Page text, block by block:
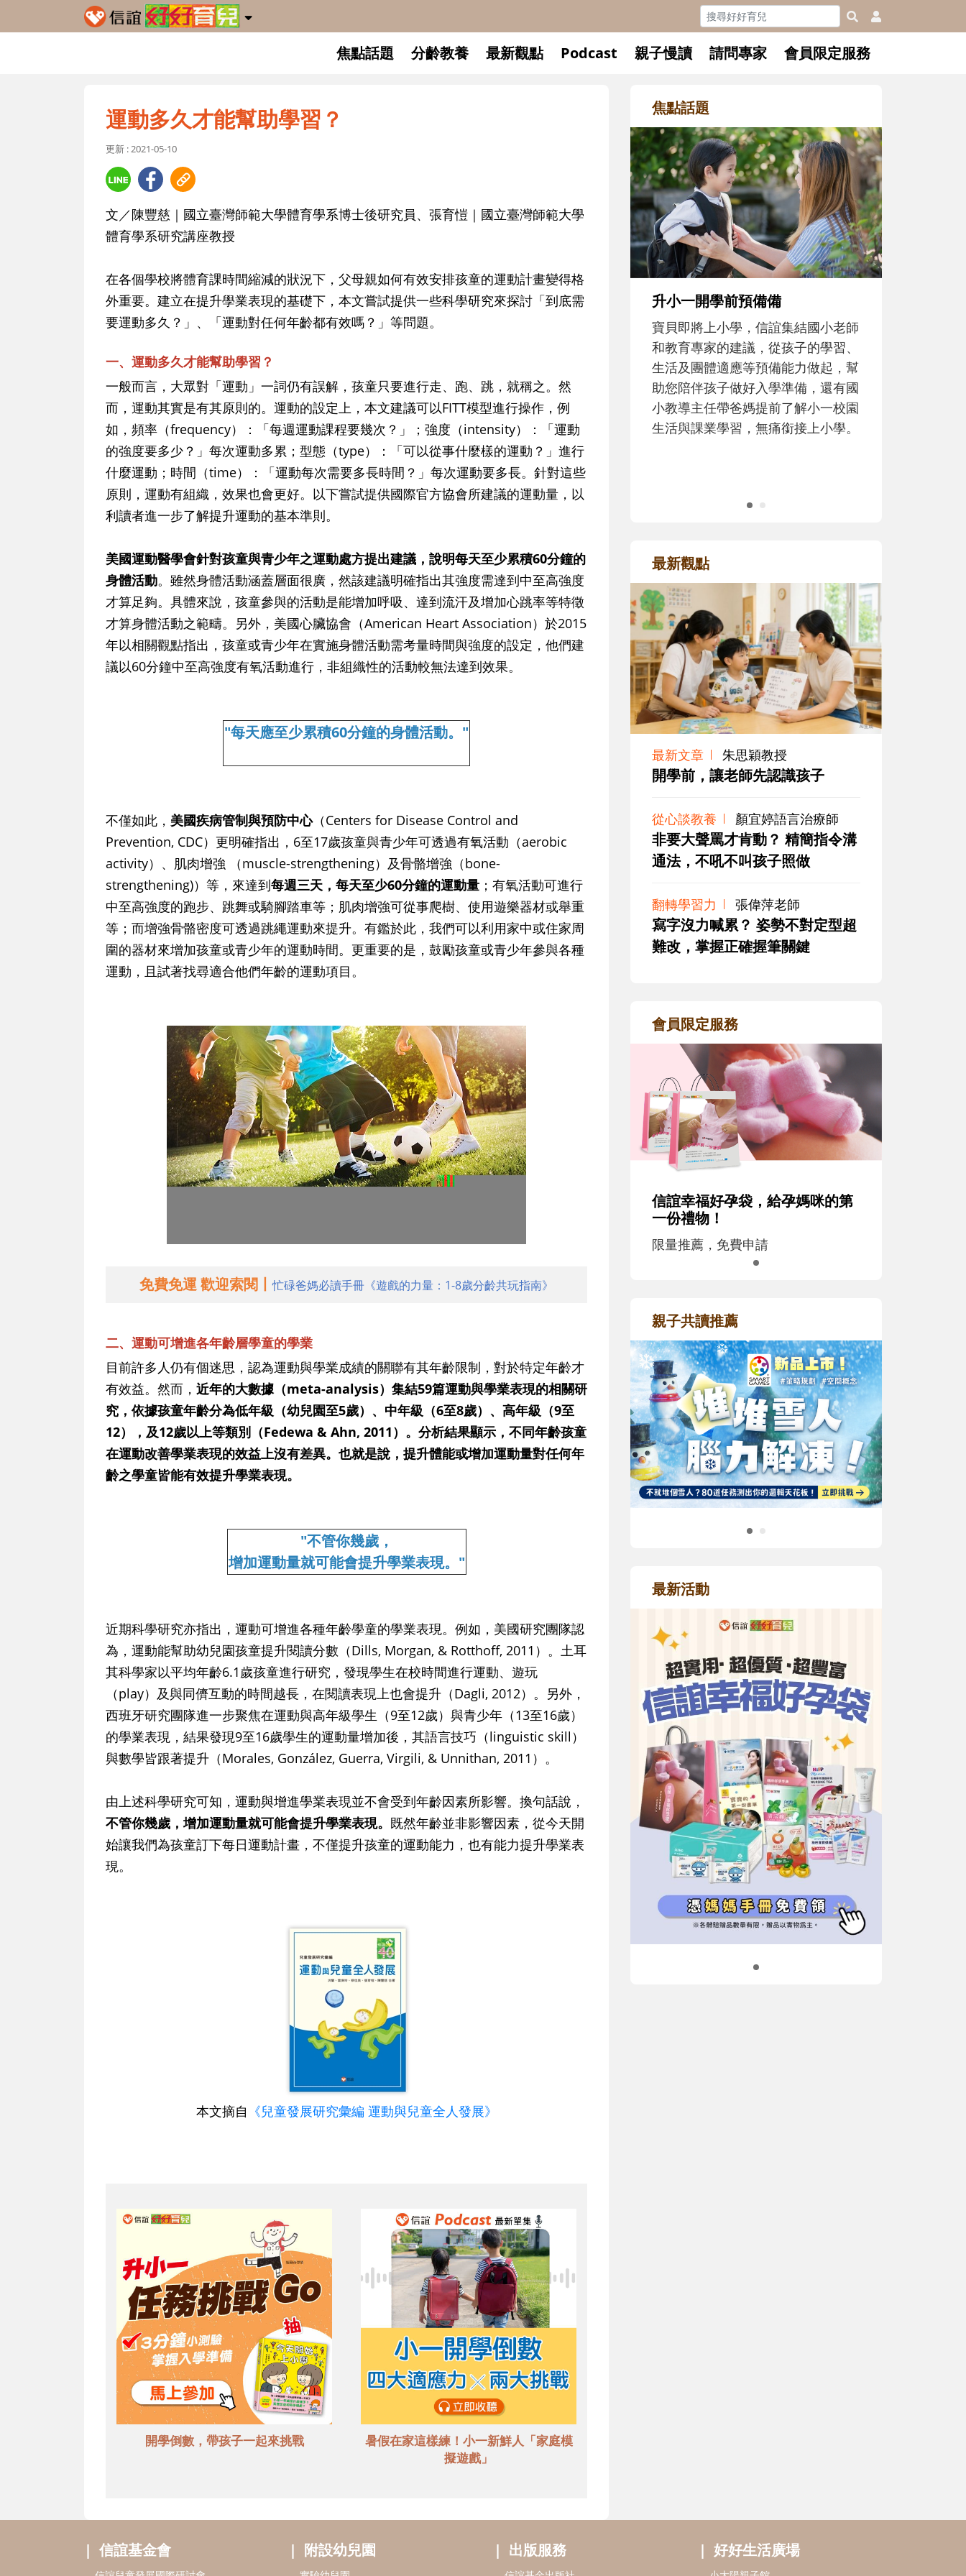
焦點話題 分齡教養 最新觀點 Podcast 親子慢讀 請問專家 會員限定服務
運動多久才能幫助學習？
更新 : 2021-05-10
文／陳豐慈｜國立臺灣師範大學體育學系博士後研究員、張育愷｜國立臺灣師範大學
體育學系研究講座教授
在各個學校將體育課時間縮減的狀況下，父母親如何有效安排孩童的運動計畫變得格
外重要。建立在提升學業表現的基礎下，本文嘗試提供一些科學研究來探討「到底需
要運動多久？」、「運動對任何年齡都有效嗎？」等問題。
一、運動多久才能幫助學習？
一般而言，大眾對「運動」一詞仍有誤解，孩童只要進行走、跑、跳，就稱之。然
而，運動其實是有其原則的。運動的設定上，本文建議可以FITT模型進行操作，例
如，頻率（frequency）：「每週運動課程要幾次？」；強度（intensity）：「運動
的強度要多少？」每次運動多累；型態（type）：「可以從事什麼樣的運動？」進行
什麼運動；時間（time）：「運動每次需要多長時間？」每次運動要多長。針對這些
原則，運動有組織，效果也會更好。以下嘗試提供國際官方協會所建議的運動量，以
利讀者進一步了解提升運動的基本準則。
美國運動醫學會針對孩童與青少年之運動處方提出建議，說明每天至少累積60分鐘的
身體活動。雖然身體活動涵蓋層面很廣，然該建議明確指出其強度需達到中至高強度
才算足夠。具體來說，孩童參與的活動是能增加呼吸、達到流汗及增加心跳率等特徵
才算身體活動之範疇。另外，美國心臟協會（American Heart Association）於2015
年以相關觀點指出，孩童或青少年在實施身體活動需考量時間與強度的設定，他們建
議以60分鐘中至高強度有氧活動進行，非組織性的活動較無法達到效果。
"每天應至少累積60分鐘的身體活動。"
不僅如此， 美國疾病管制與預防中心（Centers for Disease Control and
Prevention, CDC）更明確指出，6至17歲孩童與青少年可透過有氧活動（aerobic
activity）、肌肉增強 （muscle-strengthening）及骨骼增強（bone-
strengthening)）等，來達到每週三天，每天至少60分鐘的運動量 ；有氧活動可進行
中至高強度的跑步、跳舞或騎腳踏車等；肌肉增強可從事爬樹、使用遊樂器材或舉重
等；而增強骨骼密度可透過跳繩運動來提升。有鑑於此，我們可以利用家中或住家周
圍的器材來增加孩童或青少年的運動時間。更重要的是，鼓勵孩童或青少年參與各種
運動，且試著找尋適合他們年齡的運動項目。
免費免運 歡迎索閱丨忙碌爸媽必讀手冊《遊戲的力量：1-8歲分齡共玩指南》
二、運動可增進各年齡層學童的學業
目前許多人仍有個迷思，認為運動與學業成績的關聯有其年齡限制，對於特定年齡才
有效益。然而， 近年的大數據（meta-analysis）集結59篇運動與學業表現的相關研
究，依據孩童年齡分為低年級（幼兒園至5歲）、中年級（6至8歲）、高年級（9至
12），及12歲以上等類別（Fedewa & Ahn, 2011）。分析結果顯示，不同年齡孩童
在運動改善學業表現的效益上沒有差異。也就是說，提升體能或增加運動量對任何年
齡之學童皆能有效提升學業表現。
"不管你幾歲，
增加運動量就可能會提升學業表現。"
近期科學研究亦指出，運動可增進各種年齡學童的學業表現。例如，美國研究團隊認
為，運動能幫助幼兒園孩童提升閱讀分數（Dills, Morgan, & Rotthoff, 2011）。土耳
其科學家以平均年齡6.1歲孩童進行研究，發現學生在校時間進行運動、遊玩
（play）及與同儕互動的時間越長，在閱讀表現上也會提升（Dagli, 2012）。另外，
西班牙研究團隊進一步聚焦在運動與高年級學生（9至12歲）與青少年（13至16歲）
的學業表現，結果發現9至16歲學生的運動量增加後，其語言技巧（linguistic skill）
與數學皆跟著提升（Morales, González, Guerra, Virgili, & Unnithan, 2011）。
由上述科學研究可知，運動與增進學業表現並不會受到年齡因素所影響。換句話說，
不管你幾歲，增加運動量就可能會提升學業表現。 既然年齡並非影響因素，從今天開
始讓我們為孩童訂下每日運動計畫，不僅提升孩童的運動能力，也有能力提升學業表
現。
本文摘自 《兒童發展研究彙編 運動與兒童全人發展》
開學倒數，帶孩子一起來挑戰
暑假在家這樣練！小一新鮮人「家庭模
擬遊戲」
焦點話題
和孩子一起長大的那個男人│讀
懂父親的不同模樣
沒有人天生就擅長當爸爸！男人總是
在一次次「前所未有」的體驗中，跟
著孩子一起長大。從給予安全感的肢
體遊戲，到獨立自主、角色認同及解
決問題的能力養成。爸爸正嘗試用不
同的模樣，參與孩子每個重要的成長
歷程。
最新觀點
最新文章 朱思穎教授
開學前，讓老師先認識孩子
從心談教養 顏宜婷語言治療師
非要大聲罵才肯動？ 精簡指令溝
通法，不吼不叫孩子照做
翻轉學習力 張偉萍老師
寫字沒力喊累？ 姿勢不對定型超
難改，掌握正確握筆關鍵
會員限定服務
信誼幸福好孕袋，給孕媽咪的第
一份禮物！
限量推薦，免費申請
親子共讀推薦
最新活動
信誼基金會 附設幼兒園 出版服務 好好生活廣場